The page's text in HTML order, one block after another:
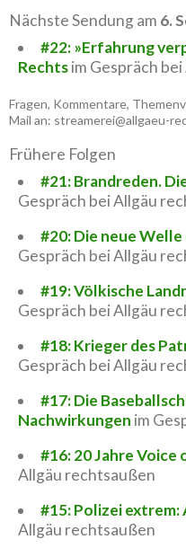
Nächste Sendung am 6.
#22: »Erfahrung
Rechtsim Gespräch
Fragen, Kommentare,
Mail an: streamerei@allgaeu-
Frühere Folgen
#21: Brandreden.
Gespräch bei Allgäu
#20: Die neue
Gespräch bei Allgäu
#19: Völkische
Gespräch bei Allgäu
#18: Krieger des
Gespräch bei Allgäu
#17: Die
Nachwirkungen im
#16: 20 Jahre Voice
Allgäu rechtsaußen
#15: Polizei extrem:
Allgäu rechtsaußen